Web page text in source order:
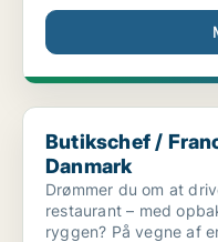
Butikschef /
Butikschef /
Danmark
Drømmer du om at
restaurant – med
ryggen? På vegne af